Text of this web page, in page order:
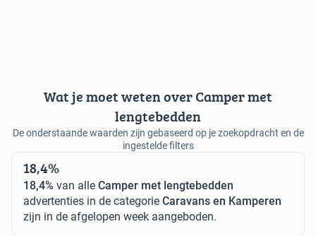
Wat je moet weten over Camper met
lengtebedden
De onderstaande waarden zijn gebaseerd op je zoekopdracht en de
ingestelde filters
18,4%
18,4% van alle Camper met lengtebedden
advertenties in de categorie Caravans en Kamperen
zijn in de afgelopen week aangeboden.